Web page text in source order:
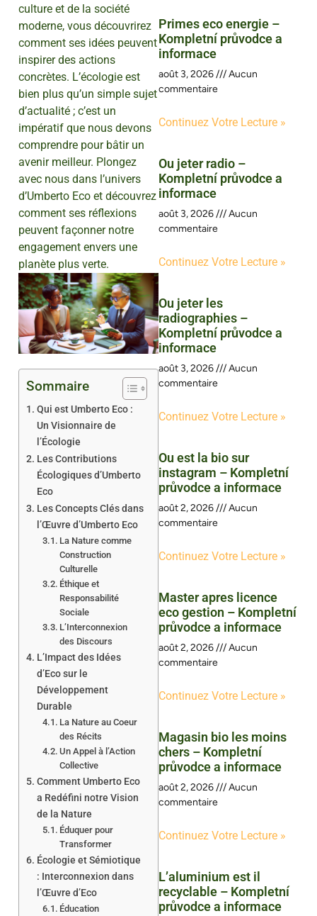
culture et de la société
moderne, vous découvrirez
comment ses idées peuvent
inspirer des actions
concrètes. L’écologie est
bien plus qu’un simple sujet
d’actualité ; c’est un
impératif que nous devons
comprendre pour bâtir un
avenir meilleur. Plongez
avec nous dans l’univers
d’Umberto Eco et découvrez
comment ses réflexions
peuvent façonner notre
engagement envers une
planète plus verte.
Sommaire
Qui est Umberto Eco :
Un Visionnaire de
l’Écologie
Les Contributions
Écologiques d’Umberto
Eco
Les Concepts Clés dans
l’Œuvre d’Umberto Eco
La Nature comme
Construction
Culturelle
Éthique et
Responsabilité
Sociale
L’Interconnexion
des Discours
L’Impact des Idées
d’Eco sur le
Développement
Durable
La Nature au Coeur
des Récits
Un Appel à l’Action
Collective
Comment Umberto Eco
a Redéfini notre Vision
de la Nature
Éduquer pour
Transformer
Écologie et Sémiotique
: Interconnexion dans
l’Œuvre d’Eco
Éducation
Primes eco energie –
Kompletní průvodce a
informace
août 3, 2026
Aucun
commentaire
Continuez Votre Lecture »
Ou jeter radio –
Kompletní průvodce a
informace
août 3, 2026
Aucun
commentaire
Continuez Votre Lecture »
Ou jeter les
radiographies –
Kompletní průvodce a
informace
août 3, 2026
Aucun
commentaire
Continuez Votre Lecture »
Ou est la bio sur
instagram – Kompletní
průvodce a informace
août 2, 2026
Aucun
commentaire
Continuez Votre Lecture »
Master apres licence
eco gestion – Kompletní
průvodce a informace
août 2, 2026
Aucun
commentaire
Continuez Votre Lecture »
Magasin bio les moins
chers – Kompletní
průvodce a informace
août 2, 2026
Aucun
commentaire
Continuez Votre Lecture »
L’aluminium est il
recyclable – Kompletní
průvodce a informace